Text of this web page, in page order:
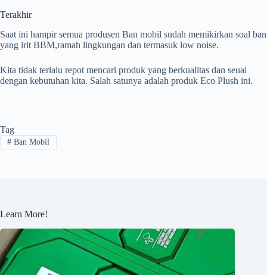
Terakhir
Saat ini hampir semua produsen Ban mobil sudah memikirkan soal ban
yang irit BBM,ramah lingkungan dan termasuk low noise.
Kita tidak terlalu repot mencari produk yang berkualitas dan seuai
dengan kebutuhan kita. Salah satunya adalah produk Eco Plush ini.
Tag
#Ban Mobil
Learn More!